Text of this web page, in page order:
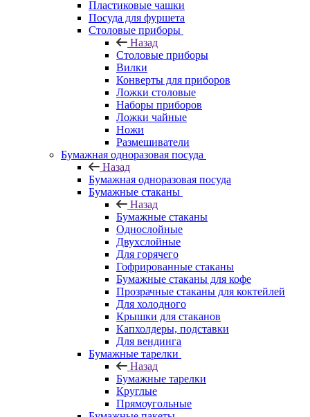
Пластиковые чашки
Посуда для фуршета
Столовые приборы
Назад
Столовые приборы
Вилки
Конверты для приборов
Ложки столовые
Наборы приборов
Ложки чайные
Ножи
Размешиватели
Бумажная одноразовая посуда
Назад
Бумажная одноразовая посуда
Бумажные стаканы
Назад
Бумажные стаканы
Однослойные
Двухслойные
Для горячего
Гофрированные стаканы
Бумажные стаканы для кофе
Прозрачные стаканы для коктейлей
Для холодного
Крышки для стаканов
Капхолдеры, подставки
Для вендинга
Бумажные тарелки
Назад
Бумажные тарелки
Круглые
Прямоугольные